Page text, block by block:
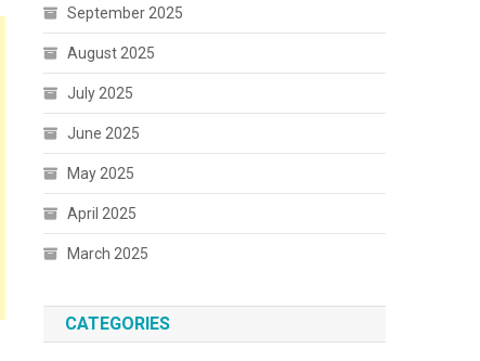
September 2025
August 2025
July 2025
June 2025
May 2025
April 2025
March 2025
CATEGORIES